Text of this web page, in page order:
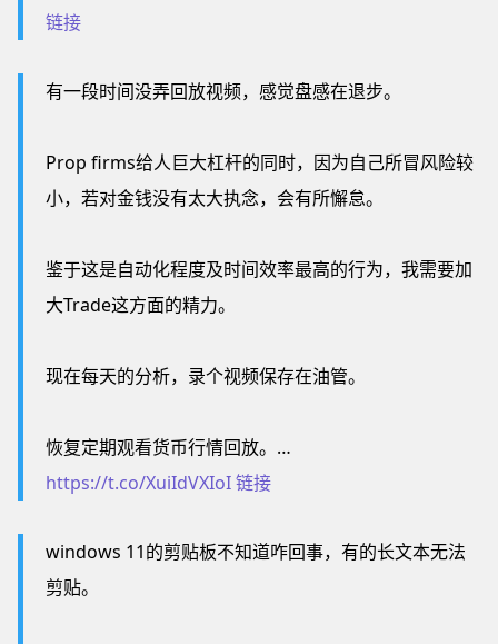
链接
有一段时间没弄回放视频，感觉盘感在退步。
Prop firms给人巨大杠杆的同时，因为自己所冒风险较
小，若对金钱没有太大执念，会有所懈怠。
鉴于这是自动化程度及时间效率最高的行为，我需要加
大Trade这方面的精力。
现在每天的分析，录个视频保存在油管。
恢复定期观看货币行情回放。…
https://t.co/XuiIdVXIoI链接
windows 11的剪贴板不知道咋回事，有的长文本无法
剪贴。